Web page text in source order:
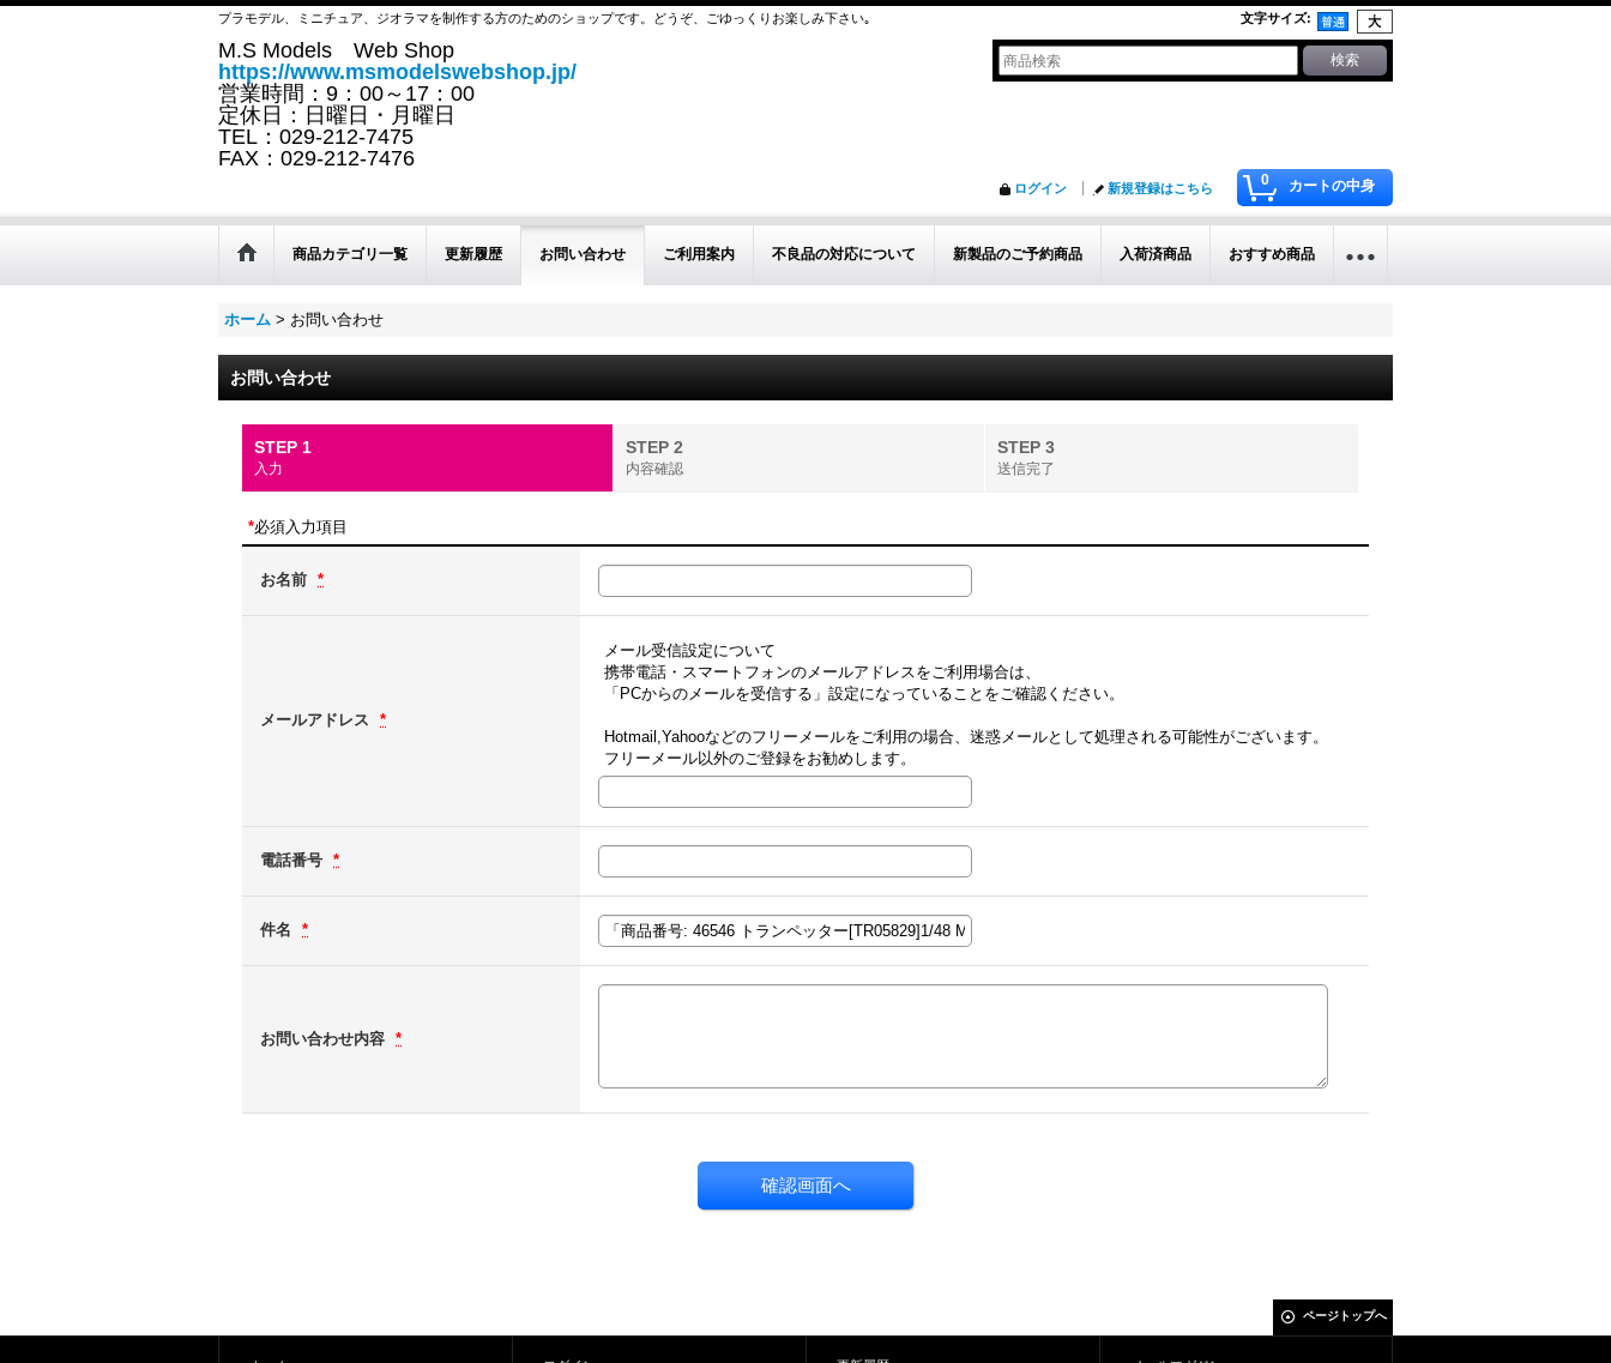
プラモデル、ミニチュア、ジオラマを制作する方のためのショップです。どうぞ、ごゆっくりお楽しみ下さい｡ 文字サイズ:
M.S Models Web Shop
https://www.msmodelswebshop.jp/
営業時間：9：00～17：00
定休日：日曜日・月曜日
TEL：029-212-7475
FAX：029-212-7476
0 カートの中身
ログイン 新規登録はこちら
商品カテゴリ一覧 更新履歴 お問い合わせ ご利用案内 不良品の対応について 新製品のご予約商品 入荷済商品 おすすめ商品
ホーム > お問い合わせ
お問い合わせ
STEP 1
入力
STEP 2
内容確認
STEP 3
送信完了
*必須入力項目
お名前 *
メールアドレス *
メール受信設定について
携帯電話・スマートフォンのメールアドレスをご利用場合は、
「PCからのメールを受信する」設定になっていることをご確認ください。
Hotmail,Yahooなどのフリーメールをご利用の場合、迷惑メールとして処理される可能性がございます。
フリーメール以外のご登録をお勧めします。
電話番号 *
件名 *
お問い合わせ内容 *
ページトップへ